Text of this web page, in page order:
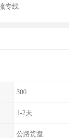
专线
300
1-2天
公路货盘